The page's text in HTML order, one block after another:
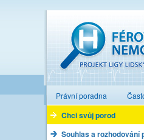
Právní poradna
Chci svůj porod
Souhlas a rozhodování